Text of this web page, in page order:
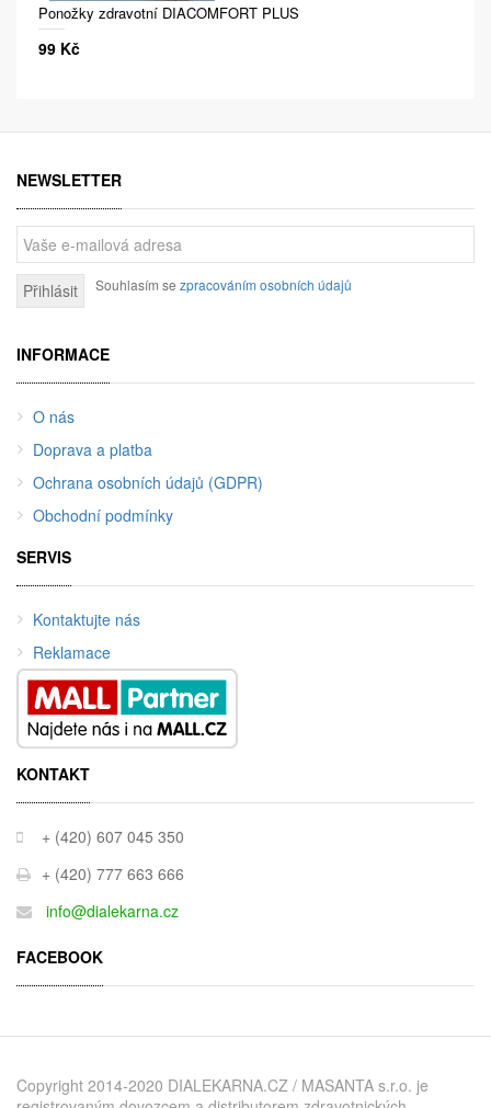
Ponožky zdravotní DIACOMFORT PLUS
99 Kč
NEWSLETTER
Přihlásit Souhlasím se zpracováním osobních údajů
INFORMACE
O nás
Doprava a platba
Ochrana osobních údajů (GDPR)
Obchodní podmínky
SERVIS
Kontaktujte nás
Reklamace
KONTAKT
+ (420) 607 045 350
+ (420) 777 663 666
info@dialekarna.cz
FACEBOOK
Copyright 2014-2020 DIALEKARNA.CZ / MASANTA s.r.o. je